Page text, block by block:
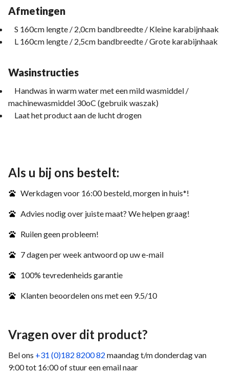
Afmetingen
S 160cm lengte / 2,0cm bandbreedte / Kleine karabijnhaak
L 160cm lengte / 2,5cm bandbreedte / Grote karabijnhaak
Wasinstructies
Handwas in warm water met een mild wasmiddel /
machinewasmiddel 30oC (gebruik waszak)
Laat het product aan de lucht drogen
Als u bij ons bestelt:
Werkdagen voor 16:00 besteld, morgen in huis*!
Advies nodig over juiste maat? We helpen graag!
Ruilen geen probleem!
7 dagen per week antwoord op uw e-mail
100% tevredenheids garantie
Klanten beoordelen ons met een 9.5/10
Vragen over dit product?
Bel ons +31 (0)182 8200 82 maandag t/m donderdag van
9:00 tot 16:00 of stuur een email naar